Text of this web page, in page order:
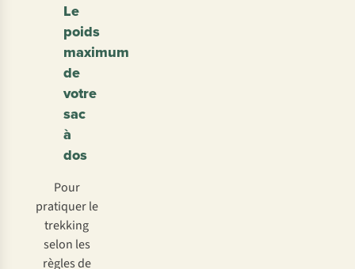
Le
poids
maximum
de
votre
sac
à
dos
Pour
pratiquer le
trekking
selon les
règles de